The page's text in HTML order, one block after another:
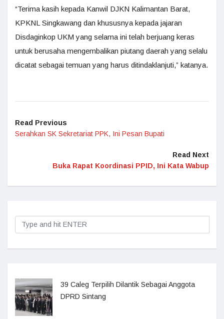
“Terima kasih kepada Kanwil DJKN Kalimantan Barat,
KPKNL Singkawang dan khususnya kepada jajaran
Disdaginkop UKM yang selama ini telah berjuang keras
untuk berusaha mengembalikan piutang daerah yang selalu
dicatat sebagai temuan yang harus ditindaklanjuti,” katanya.
Read Previous
Serahkan SK Sekretariat PPK, Ini Pesan Bupati
Read Next
Buka Rapat Koordinasi PPID, Ini Kata Wabup
39 Caleg Terpilih Dilantik Sebagai Anggota
DPRD Sintang